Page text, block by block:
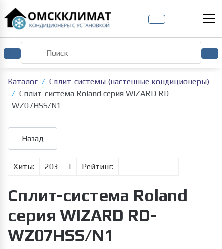
Каталог
Сплит-системы (настенные кондиционеры)
Сплит-система Roland серия WIZARD RD-
WZ07HSS/N1
Хиты: 203 | Рейтинг:
Сплит-система Roland
серия WIZARD RD-
WZ07HSS/N1